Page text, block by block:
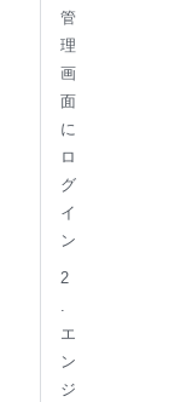
管
理
画
面
に
ロ
グ
イ
ン
2
.
エ
ン
ジ